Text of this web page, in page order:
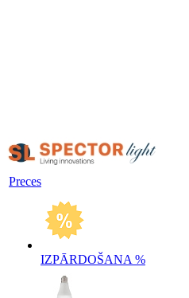
Preces
IZPĀRDOŠANA %